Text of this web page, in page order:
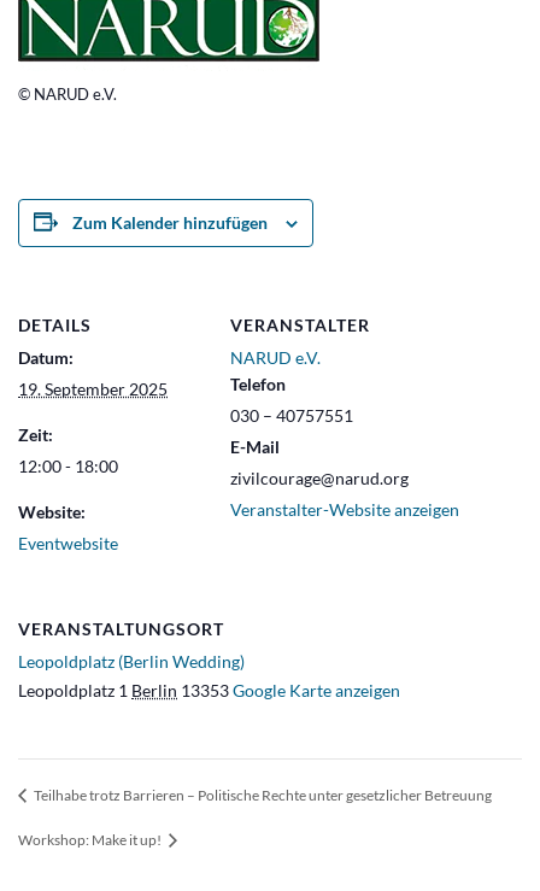
© NARUD e.V.
Zum Kalender hinzufügen
DETAILS
Datum:
19. September 2025
Zeit:
12:00 - 18:00
Website:
Eventwebsite
VERANSTALTUNGSORT
Leopoldplatz (Berlin Wedding)
Leopoldplatz 1 Berlin 13353Google Karte anzeigen
VERANSTALTER
NARUD e.V.
Telefon
030 – 40757551
E-Mail
zivilcourage@narud.org
Veranstalter-Website anzeigen
Teilhabe trotz Barrieren – Politische Rechte unter gesetzlicher Betreuung
Workshop: Make it up!